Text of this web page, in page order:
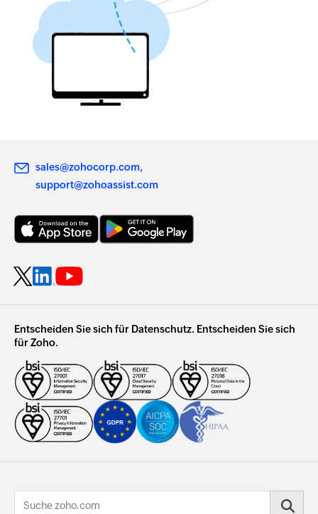
sales@zohocorp.com
support@zohoassist.com
Entscheiden Sie sich für Datenschutz. Entscheiden Sie sich
für Zoho.